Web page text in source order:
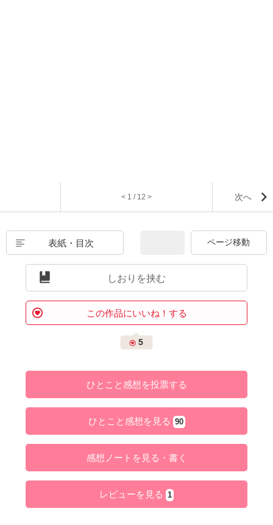
< 1 / 12 > 次へ
表紙・目次
しおりを挟む
この作品にいいね！する
5
ひとこと感想を投票する
ひとこと感想を見る 90
感想ノートを見る・書く
レビューを見る 1